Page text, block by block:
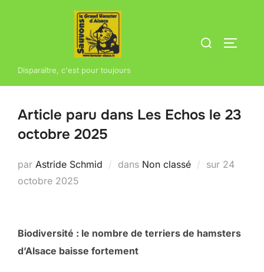
Disparaître, c'est pour toujours
Rechercher :
Article paru dans Les Echos le 23
octobre 2025
par Astride Schmid dans Non classé sur Publié
24
octobre 2025
Biodiversité : le nombre de terriers de hamsters
d’Alsace baisse fortement